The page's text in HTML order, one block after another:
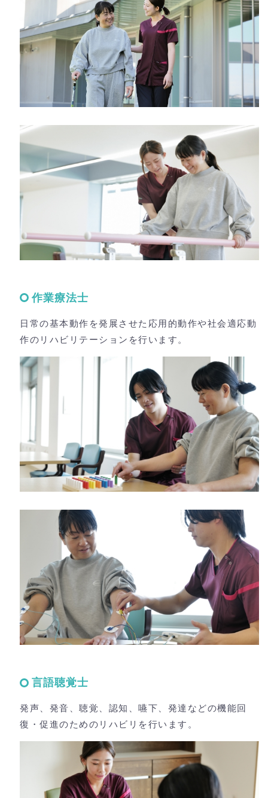
作業療法士
日常の基本動作を発展させた応用的動作や社会適応動
作のリハビリテーションを行います。
言語聴覚士
発声、発音、聴覚、認知、嚥下、発達などの機能回
復・促進のためのリハビリを行います。